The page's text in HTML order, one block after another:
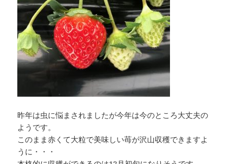
昨年は虫に悩まされましたが今年は今のところ大丈夫の
ようです。
このまま赤くて大粒で美味しい苺が沢山収穫できますよ
うに・・・